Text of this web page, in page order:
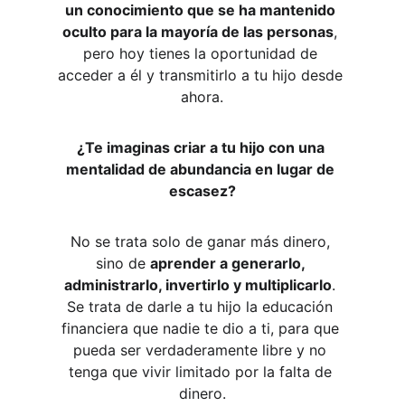
un conocimiento que se ha mantenido
oculto para la mayoría de las personas,
pero hoy tienes la oportunidad de
acceder a él y transmitirlo a tu hijo desde
ahora.
¿Te imaginas criar a tu hijo con una
mentalidad de abundancia en lugar de
escasez?
No se trata solo de ganar más dinero,
sino de aprender a generarlo,
administrarlo, invertirlo y multiplicarlo.
Se trata de darle a tu hijo la educación
financiera que nadie te dio a ti, para que
pueda ser verdaderamente libre y no
tenga que vivir limitado por la falta de
dinero.